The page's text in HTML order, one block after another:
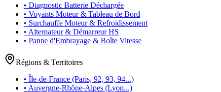
• Diagnostic Batterie Déchargée
• Voyants Moteur & Tableau de Bord
• Surchauffe Moteur & Refroidissement
• Alternateur & Démarreur HS
• Panne d'Embrayage & Boîte Vitesse
Régions & Territoires
• Île-de-France (Paris, 92, 93, 94...)
• Auvergne-Rhône-Alpes (Lyon...)